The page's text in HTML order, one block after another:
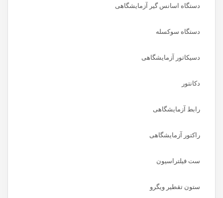
دستگاه اسانس گیر آزمایشگاهی
دستگاه سوکسله
دسیکاتور آزمایشگاهی
دکانتور
رابط آزمایشگاهی
راکتور آزمایشگاهی
ست فیلتراسیون
ستون تقطیر ویگرو